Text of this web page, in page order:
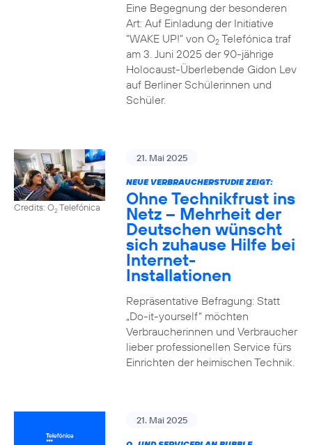
Eine Begegnung der besonderen
Art: Auf Einladung der Initiative
"WAKE UP!" von O2Telefónica traf
am 3. Juni 2025 der 90-jährige
Holocaust-Überlebende Gidon Lev
auf Berliner Schülerinnen und
Schüler.
Credits: O2Telefónica
21. Mai 2025
NEUE VERBRAUCHERSTUDIE ZEIGT:
Ohne Technikfrust ins
Netz – Mehrheit der
Deutschen wünscht
sich zuhause Hilfe bei
Internet-
Installationen
Repräsentative Befragung: Statt
„Do-it-yourself“ möchten
Verbraucherinnen und Verbraucher
lieber professionellen Service fürs
Einrichten der heimischen Technik.
21. Mai 2025